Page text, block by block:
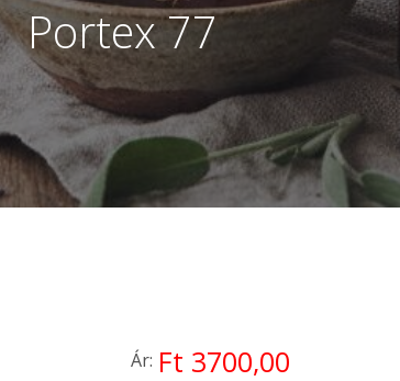
Portex 77
Ár: Ft 3700,00